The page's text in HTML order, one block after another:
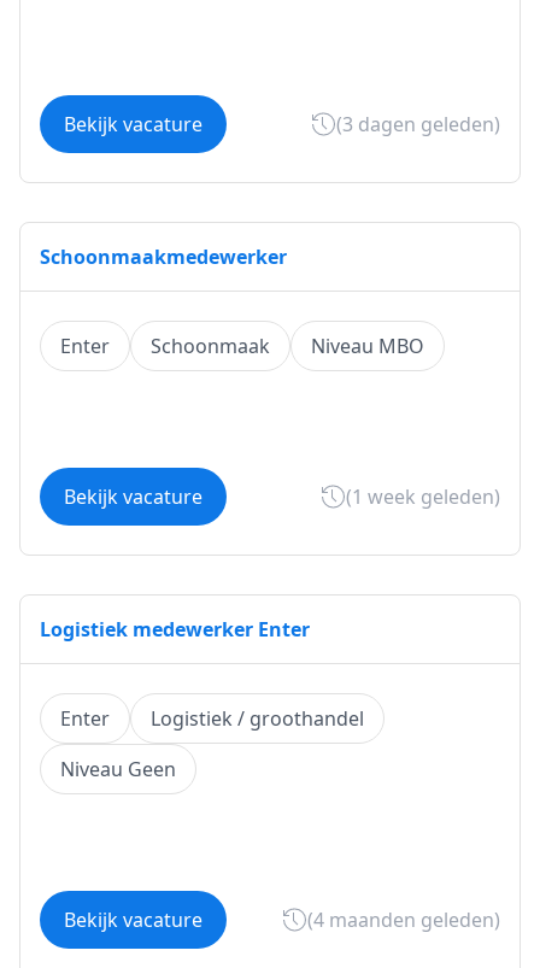
Bekijk vacature (3 dagen geleden)
Schoonmaakmedewerker
Enter Schoonmaak Niveau MBO
Bekijk vacature (1 week geleden)
Logistiek medewerker Enter
Enter
Logistiek / groothandel
Niveau Geen
Bekijk vacature (4 maanden geleden)